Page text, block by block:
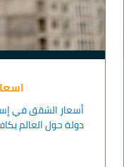
أسعار الشقق في